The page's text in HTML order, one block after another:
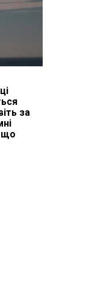
за
що